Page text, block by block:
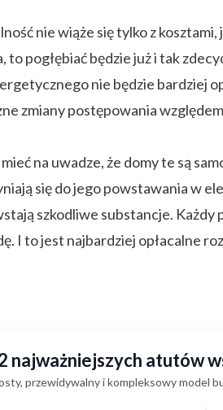
nie wiąże się tylko z
to pogłębiać będzie już i tak
nie będzie bardziej
zmiany postępowania
na uwadze, że domy te są
się do jego powstawania w
szkodliwe substancje.
I to jest najbardziej opłacalne
najważniejszych atutów
przewidywalny i kompleksowy model